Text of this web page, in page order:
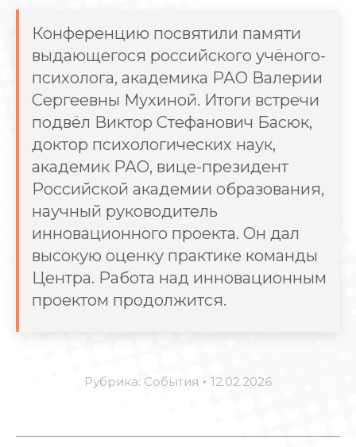
Конференцию посвятили памяти
выдающегося российского учёного-
психолога, академика РАО Валерии
Сергеевны Мухиной. Итоги встречи
подвёл Виктор Стефанович Басюк,
доктор психологических наук,
академик РАО, вице-президент
Российской академии образования,
научный руководитель
инновационного проекта. Он дал
высокую оценку практике команды
Центра. Работа над инновационным
проектом продолжится.
Рубрика: События 12.02.2026